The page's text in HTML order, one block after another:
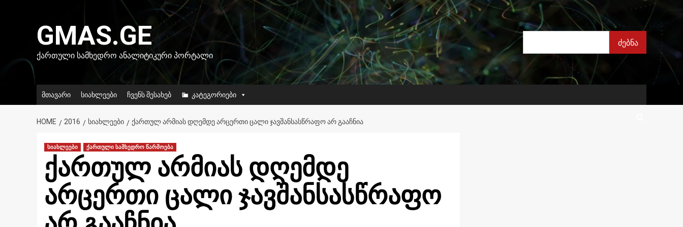
GMAS.GE
ᲥᲐᲠᲗᲣᲚᲘ ᲡᲐᲛᲮᲔᲓᲠᲝ ᲐᲜᲐᲚᲘᲢᲘᲙᲣᲠᲘ ᲞᲝᲠᲢᲐᲚᲘ
ძებნა
ძებნა
მთავარი სიახლეები ჩვენს შესახებ კატეგორიები
HOME 2016 ᲡᲘᲐᲮᲚᲔᲔᲑᲘ ᲥᲐᲠᲗᲣᲚ ᲐᲠᲛᲘᲐᲡ ᲓᲦᲔᲛᲓᲔ ᲐᲠᲪᲔᲠᲗᲘ ᲪᲐᲚᲘ ᲯᲐᲕᲨᲐᲜᲡᲐᲡᲬᲠᲐᲤᲝ ᲐᲠ ᲒᲐᲐᲩᲜᲘᲐ
სიახლეები ქართული სამხედრო წარმოება
ქართულ არმიას დღემდე
არცერთი ცალი ჯავშანსასწრაფო